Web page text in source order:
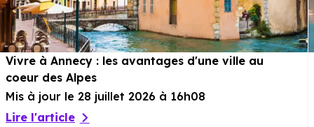
Vivre à Annecy : les avantages d'une ville au
coeur des Alpes
Mis à jour le 28 juillet 2026 à 16h08
Lire l'article